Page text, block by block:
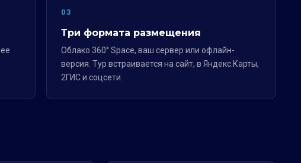
03
Три формата размещения
Облако 360° Space, ваш сервер или офлайн-
версия. Тур встраивается на сайт, в Яндекс.Карты,
2ГИС и соцсети.